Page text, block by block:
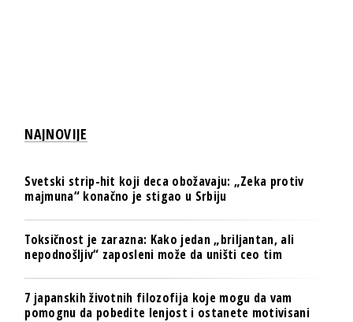
NAJNOVIJE
Svetski strip-hit koji deca obožavaju: „Zeka protiv
majmuna“ konačno je stigao u Srbiju
Toksičnost je zarazna: Kako jedan „briljantan, ali
nepodnošljiv“ zaposleni može da uništi ceo tim
7 japanskih životnih filozofija koje mogu da vam
pomognu da pobedite lenjost i ostanete motivisani